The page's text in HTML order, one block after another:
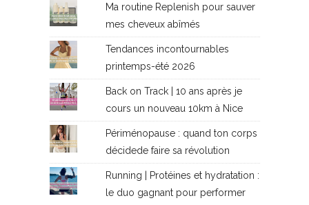
Ma routine Replenish pour sauver
mes cheveux abîmés
Tendances incontournables
printemps-été 2026
Back on Track | 10 ans après je
cours un nouveau 10km à Nice
Périménopause : quand ton corps
décidede faire sa révolution
Running | Protéines et hydratation :
le duo gagnant pour performer